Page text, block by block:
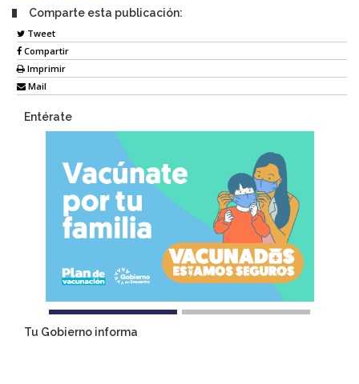
Comparte esta publicación:
Tweet
Compartir
Imprimir
Mail
Entérate
Tu Gobierno informa